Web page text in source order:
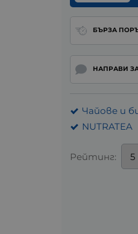
БЪРЗА
НАПРАВИ
Чайове и
NUTRATEA
Рейтинг: